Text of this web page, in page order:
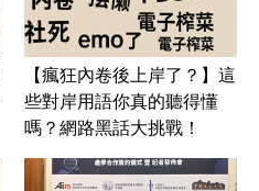
【瘋狂內卷後上岸了？】這
些對岸用語你真的聽得懂
嗎？網路黑話大挑戰！